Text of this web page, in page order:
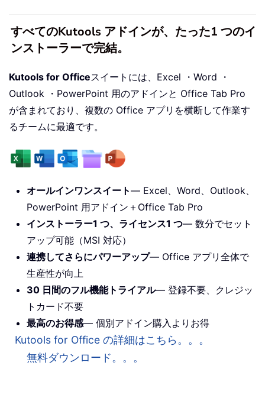
すべてのKutools アドインが、たった1 つのイ
ンストーラーで完結。
Kutools for Officeスイートには、Excel ・Word ・
Outlook ・PowerPoint 用のアドインと Office Tab Pro
が含まれており、複数の Office アプリを横断して作業す
るチームに最適です。
オールインワンスイート— Excel、Word、Outlook、
PowerPoint 用アドイン＋Office Tab Pro
インストーラー1 つ、ライセンス1 つ— 数分でセット
アップ可能（MSI 対応）
連携してさらにパワーアップ— Office アプリ全体で
生産性が向上
30 日間のフル機能トライアル— 登録不要、クレジッ
トカード不要
最高のお得感— 個別アドイン購入よりお得
Kutools for Office の詳細はこちら。。。
無料ダウンロード。。。